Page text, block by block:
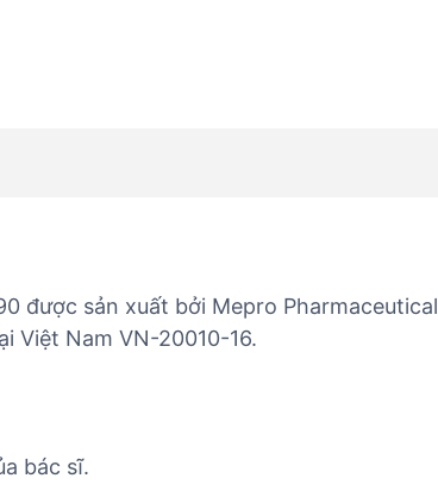
được sản xuất bởi Mepro
Việt Nam VN-20010-16.
bác sĩ.